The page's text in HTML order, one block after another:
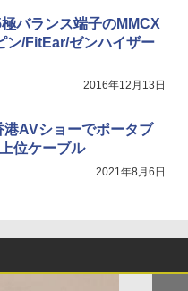
バランス端子のMMCX
ン/FitEar/ゼンハイザー
2016年12月13日
AVショーでポータブ
位ケーブル
2021年8月6日